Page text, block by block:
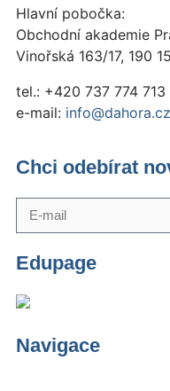
Hlavní pobočka:
Obchodní akademie
Vinořská 163/17, 190
tel.: +420 737 774 713
e-mail: info@dahora.cz
Chci odebírat
Edupage
Navigace